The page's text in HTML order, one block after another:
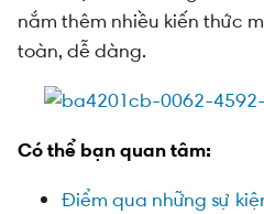
nắm thêm nhiều kiến thức
toàn, dễ dàng.
Có thể bạn quan tâm:
Điểm qua những sự